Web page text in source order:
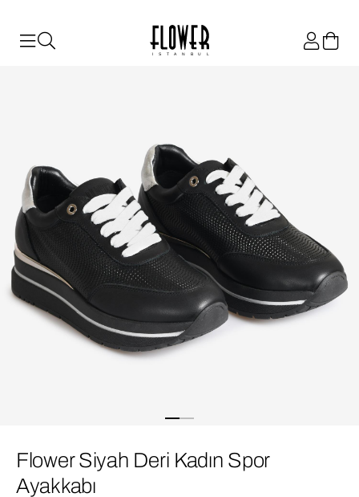
ISTANBUL
Flower Siyah Deri Kadın Spor
Ayakkabı